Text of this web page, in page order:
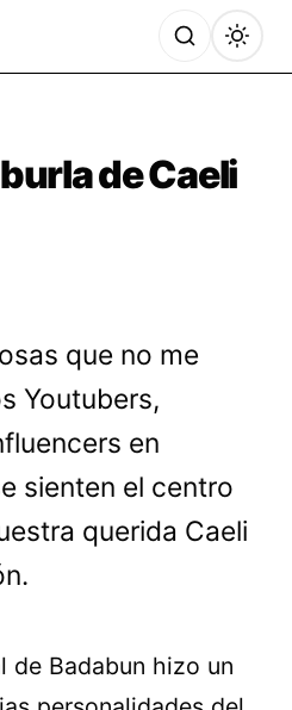
de Caeli
que no me
Youtubers,
en
sienten el centro
querida Caeli
de Badabun hizo un